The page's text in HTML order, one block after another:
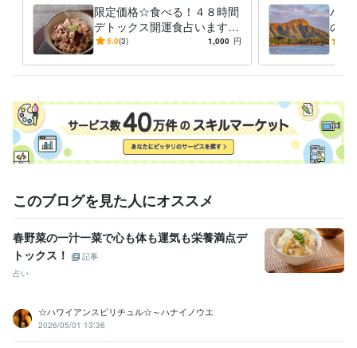
限定価格☆食べる！４８時間
デトックス開運食占います
脳も心も喜ぶ健康的なデトッ
す☆
5.0(3) 1,000 円
ハナ
の8
様
す
このブログを見た人にオススメ
春野菜の一汁一菜で心も体も運気も栄養満点デ
トックス！
記事
占い
☆ハワイアンスピリチュル☆～ハナイノウエ
2026/05/01 13:36